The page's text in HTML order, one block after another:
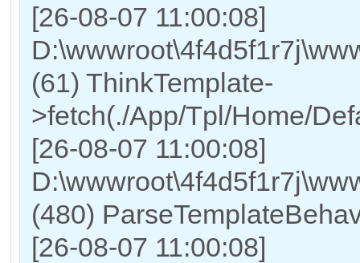
[26-08-07 11:00:08]
(61) ThinkTemplate-
>fetch(./App/Tpl/Home/
[26-08-07 11:00:08]
(480)
[26-08-07 11:00:08]